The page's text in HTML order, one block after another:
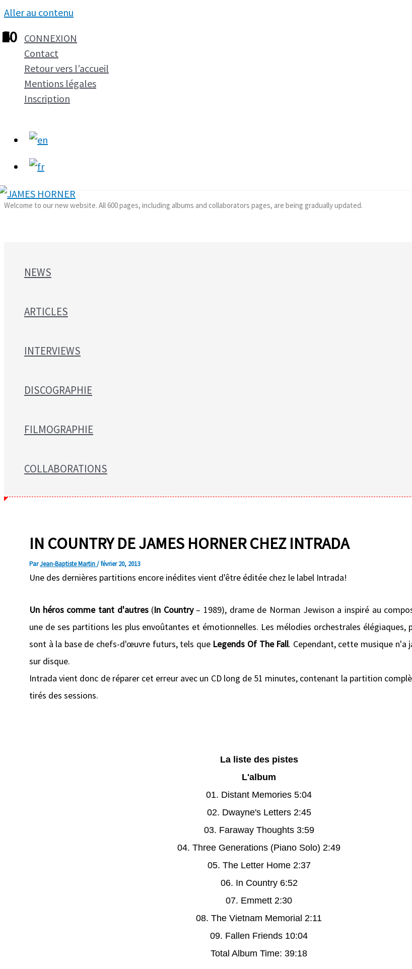
Aller au contenu
CONNEXION
Contact
Retour vers l’accueil
Mentions légales
Inscription
Welcome to our new website. All 600 pages, including albums and collaborators pages, are being gradually updated.
NEWS
ARTICLES
INTERVIEWS
DISCOGRAPHIE
FILMOGRAPHIE
COLLABORATIONS
IN COUNTRY DE JAMES HORNER CHEZ INTRADA
ParJean-Baptiste Martin/février 20, 2013
Une des dernières partitions encore inédites vient d'être éditée chez le label Intrada!
Un héros comme tant d'autres(In Country– 1989), drame de Norman Jewison a inspiré au
une de ses partitions les plus envoûtantes et émotionnelles. Les mélodies orchestrales élégiaques,
sont à la base de chefs-d'œuvre futurs, tels que Legends Of The Fall. Cependant, cette musique n'a
sur disque.
Intrada vient donc de réparer cet erreur avec un CD long de 51 minutes, contenant la partition
tirés des sessions.
La liste des pistes
L'album
01. Distant Memories 5:04
02. Dwayne's Letters 2:45
03. Faraway Thoughts 3:59
04. Three Generations (Piano Solo) 2:49
05. The Letter Home 2:37
06. In Country 6:52
07. Emmett 2:30
08. The Vietnam Memorial 2:11
09. Fallen Friends 10:04
Total Album Time: 39:18
1
2
3
4
5
6
7
8
9
10